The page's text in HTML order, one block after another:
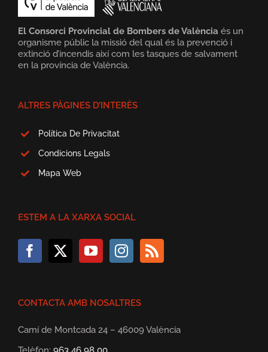
El Consorci Provincial de Bombers de València és un
organisme públic la missió del qual és la prevenció i
extinció d’incendis així com les tasques de salvament
en la província de València.
ALTRES PÀGINES D’INTERÈS
Política De Privacitat
Condicions Legals
Mapa Web
ESTEM A LA XARXA SOCIAL
CONTACTA AMB NOSALTRES
Camí de Montcada 24 – 46009 València